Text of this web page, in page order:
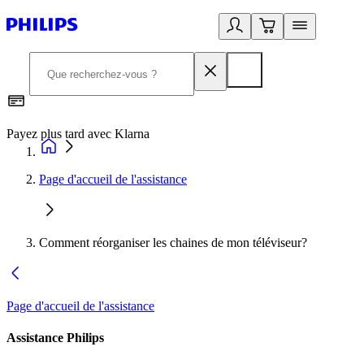
Payez plus tard avec Klarna
Page d'accueil de l'assistance
Comment réorganiser les chaines de mon téléviseur?
Page d'accueil de l'assistance
Assistance Philips